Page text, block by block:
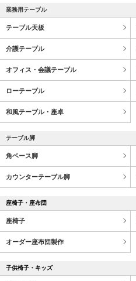
業務用テーブル
テーブル天板
介護テーブル
オフィス・会議テーブル
ローテーブル
和風テーブル・座卓
テーブル脚
角ベース脚
カウンターテーブル脚
座椅子・座布団
座椅子
オーダー座布団製作
子供椅子・キッズ